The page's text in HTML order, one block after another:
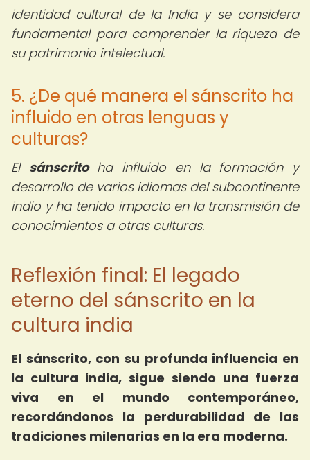
identidad cultural de la India y se considera
fundamental para comprender la riqueza de
su patrimonio intelectual.
5. ¿De qué manera el sánscrito ha
influido en otras lenguas y
culturas?
El sánscritoha influido en la formación y
desarrollo de varios idiomas del subcontinente
indio y ha tenido impacto en la transmisión de
conocimientos a otras culturas.
Reflexión final: El legado
eterno del sánscrito en la
cultura india
El sánscrito, con su profunda influencia en
la cultura india, sigue siendo una fuerza
viva en el mundo contemporáneo,
recordándonos la perdurabilidad de las
tradiciones milenarias en la era moderna.